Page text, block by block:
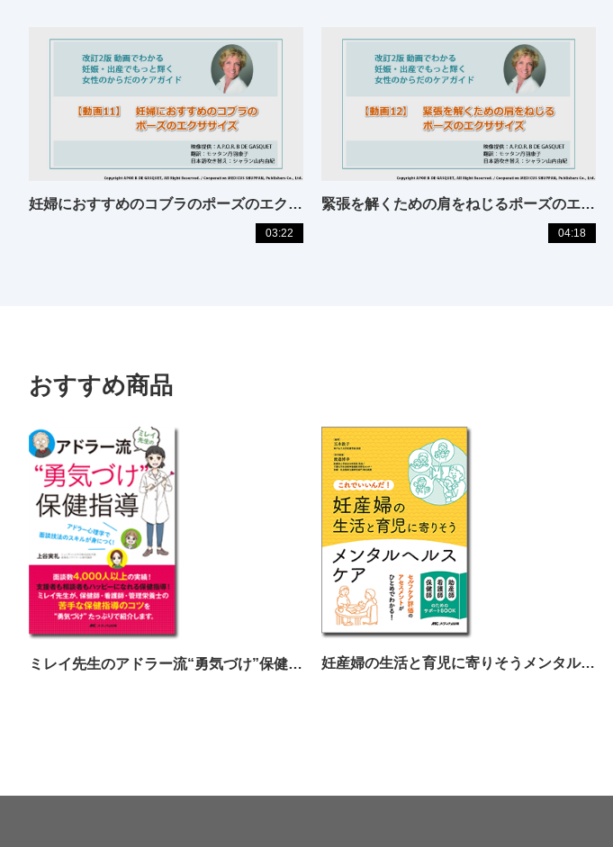
妊婦におすすめのコブラのポーズのエクササイズ
03:22
緊張を解くための肩をねじるポーズのエクササイズ
04:18
おすすめ商品
ミレイ先生のアドラー流“勇気づけ”保健指導 妊産婦の生活と育児に寄りそうメンタルヘルスケア